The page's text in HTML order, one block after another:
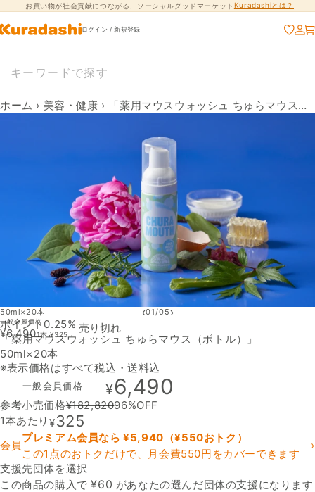
コンテンツに進
む
お買い物が社会貢献につながる、ソーシャルグッドマーケット Kuradashiとは？
ログイン / 新規登録
ホーム › 美容・健康 › 「薬用マウスウォッシュ ちゅらマウス（ボトル）」
50ml×20本 ‹01/05›
ポイント0.25%
「薬用マウスウォッシュ ちゅらマウス（ボトル）」
50ml×20本
※表示価格はすべて税込・送料込
一般会員価格 ¥6,490
参考小売価格¥182,82096%OFF
1本あたり ¥325
会員
プレミアム会員なら ¥5,940 （¥550おトク）
この1点のおトクだけで、月会費550円をカバーできます
›
支援先団体を選択
この商品の購入で¥60 があなたの選んだ団体の支援になります
支援先団体
一般会員価格
¥6,4901本¥325
売り切れ